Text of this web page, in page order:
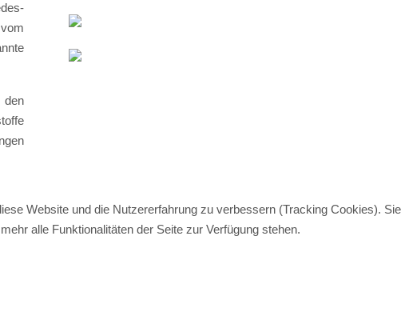
Website und die Nutzererfahrung zu verbessern (Tracking Cookies). Sie
alle Funktionalitäten der Seite zur Verfügung stehen.